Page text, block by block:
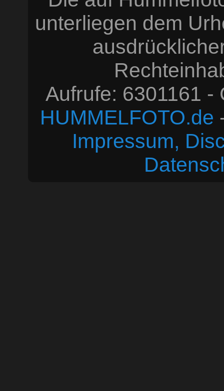
unterliegen dem
Aufrufe: 6301161
HUMMELFOTO.de
Impressum,